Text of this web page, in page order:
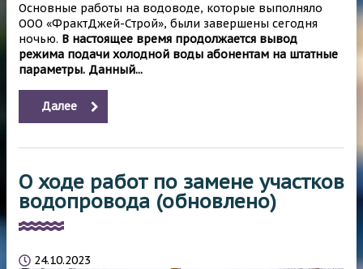
Основные работы на водоводе, которые выполняло
ООО «ФрактДжей-Строй», были завершены сегодня
ночью. В настоящее время продолжается вывод
режима подачи холодной воды абонентам на штатные
параметры. Данный...
Далее
О ходе работ по замене участков
водопровода (обновлено)
24.10.2023